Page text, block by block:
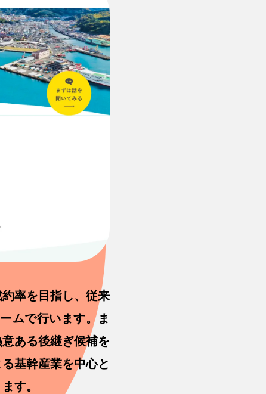
率を目指し、従来
ムで行います。ま
ある後継ぎ候補を
基幹産業を中心と
す。